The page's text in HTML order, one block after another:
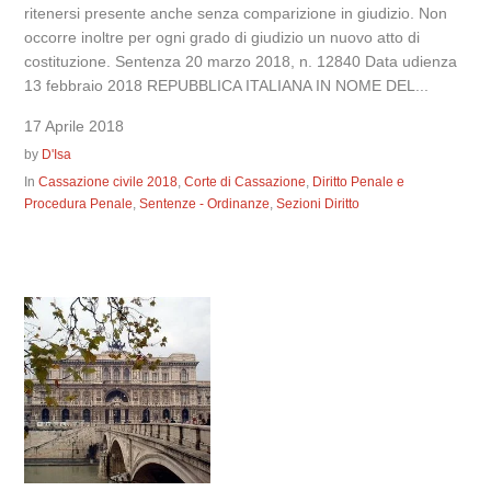
ritenersi presente anche senza comparizione in giudizio. Non
occorre inoltre per ogni grado di giudizio un nuovo atto di
costituzione. Sentenza 20 marzo 2018, n. 12840 Data udienza
13 febbraio 2018 REPUBBLICA ITALIANA IN NOME DEL...
17 Aprile 2018
by D'Isa
InCassazione civile 2018,Corte di Cassazione, Diritto Penale e
Procedura Penale,Sentenze - Ordinanze,Sezioni Diritto